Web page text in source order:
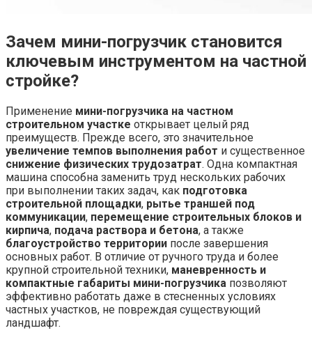
Зачем мини-погрузчик становится
ключевым инструментом на частной
стройке?
Применение мини-погрузчика на частном
строительном участке открывает целый ряд
преимуществ. Прежде всего, это значительное
увеличение темпов выполнения работ и существенное
снижение физических трудозатрат. Одна компактная
машина способна заменить труд нескольких рабочих
при выполнении таких задач, как подготовка
строительной площадки, рытье траншей под
коммуникации, перемещение строительных блоков и
кирпича, подача раствора и бетона, а также
благоустройство территории после завершения
основных работ. В отличие от ручного труда и более
крупной строительной техники, маневренность и
компактные габариты мини-погрузчика позволяют
эффективно работать даже в стесненных условиях
частных участков, не повреждая существующий
ландшафт.